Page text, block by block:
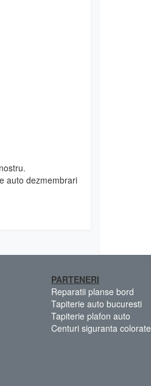
auto dezmembrari
PARTENERI
Reparatii planse bord
Tapiterie auto bucuresti
Tapiterie plafon auto
Centuri siguranta colorate